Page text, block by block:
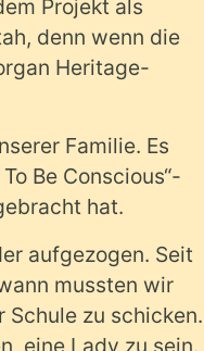
Projekt als
denn wenn die
Heritage-
Familie. Es
Be Conscious“-
hat.
aufgezogen. Seit
mussten wir
Schule zu schicken.
eine Lady zu sein.